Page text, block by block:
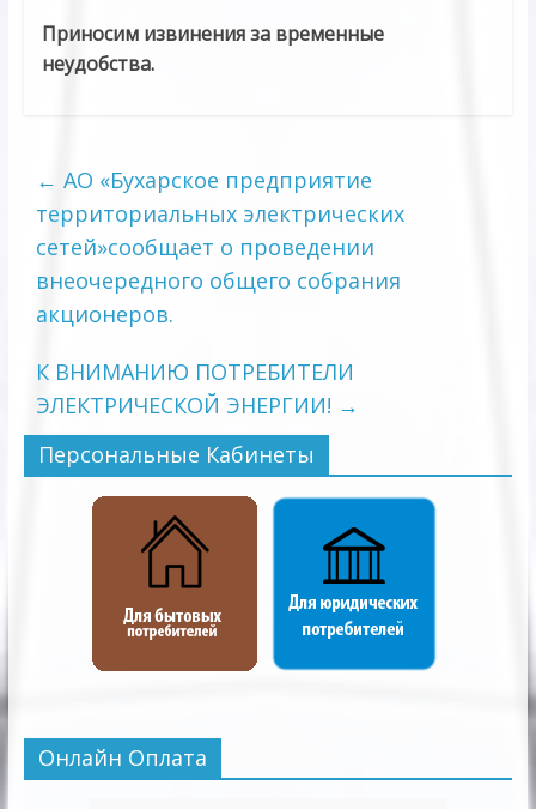
Приносим извинения за временные
неудобства.
← АО «Бухарское предприятие
территориальных электрических
сетей»сообщает о проведении
внеочередного общего собрания
акционеров.
К ВНИМАНИЮ ПОТРЕБИТЕЛИ
ЭЛЕКТРИЧЕСКОЙ ЭНЕРГИИ! →
Персональные Кабинеты
Онлайн Оплата